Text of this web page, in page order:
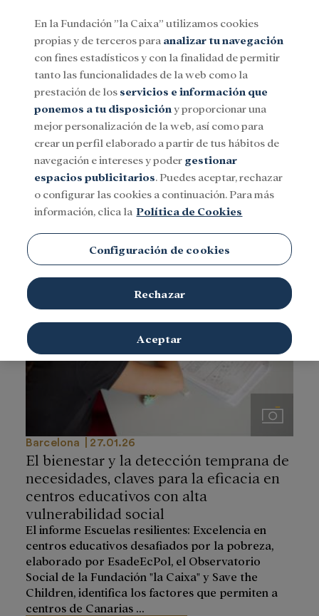
Menu
SocialInvestigación y becasCultura
Pobreza
Imágenes
Barcelona 27.01.26
El bienestar y la detección temprana de
necesidades, claves para la eficacia en
centros educativos con alta
vulnerabilidad social
El informe Escuelas resilientes: Excelencia en
centros educativos desafiados por la pobreza,
elaborado por EsadeEcPol, el Observatorio
Social de la Fundación "la Caixa" y Save the
Children, identifica los factores que permiten a
centros de Canarias ...
En la Fundación ”la Caixa” utilizamos cookies
propias y de terceros para analizar tu navegación
con fines estadísticos y con la finalidad de permitir
tanto las funcionalidades de la web como la
prestación de los servicios e información que
ponemos a tu disposición y proporcionar una
mejor personalización de la web, así como para
crear un perfil elaborado a partir de tus hábitos de
navegación e intereses y poder gestionar
espacios publicitarios. Puedes aceptar, rechazar
o configurar las cookies a continuación. Para más
información, clica la Política de Cookies
Configuración de cookies
Rechazar
Aceptar